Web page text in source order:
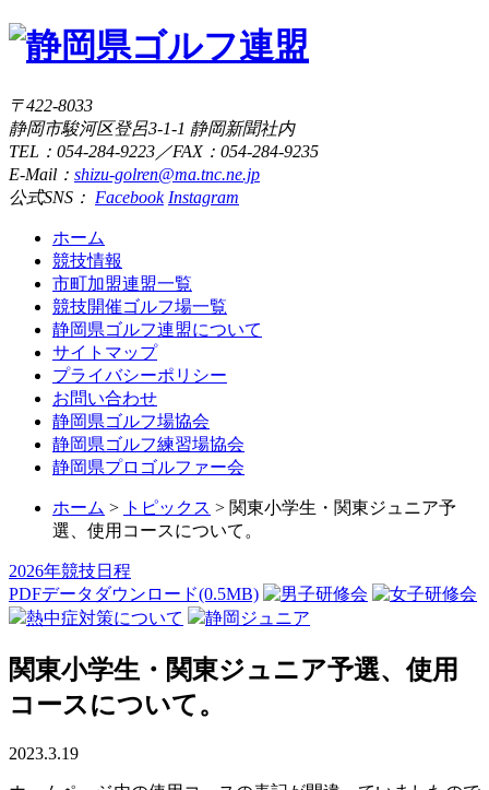
〒422-8033
静岡市駿河区登呂3-1-1 静岡新聞社内
TEL：054-284-9223／FAX：054-284-9235
E-Mail： shizu-golren@ma.tnc.ne.jp
公式SNS： Facebook Instagram
ホーム
競技情報
市町加盟連盟一覧
競技開催ゴルフ場一覧
静岡県ゴルフ連盟について
サイトマップ
プライバシーポリシー
お問い合わせ
静岡県ゴルフ場協会
静岡県ゴルフ練習場協会
静岡県プロゴルファー会
ホーム > トピックス > 関東小学生・関東ジュニア予
選、使用コースについて。
2026年競技日程
PDFデータダウンロード(0.5MB)
熱中症対策について
静岡ジュニア
関東小学生・関東ジュニア予選、使用
コースについて。
2023.3.19